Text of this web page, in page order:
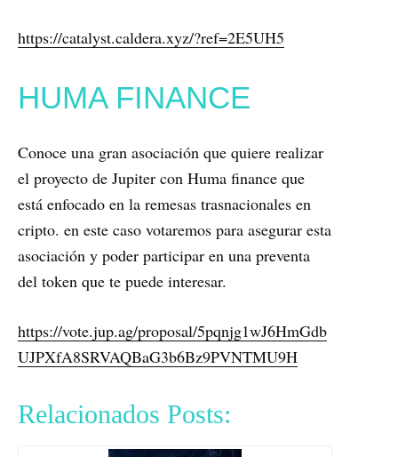
https://catalyst.caldera.xyz/?ref=2E5UH5
HUMA FINANCE
Conoce una gran asociación que quiere realizar
el proyecto de Jupiter con Huma finance que
está enfocado en la remesas trasnacionales en
cripto. en este caso votaremos para asegurar esta
asociación y poder participar en una preventa
del token que te puede interesar.
https://vote.jup.ag/proposal/5pqnjg1wJ6HmGdb
UJPXfA8SRVAQBaG3b6Bz9PVNTMU9H
Relacionados Posts: